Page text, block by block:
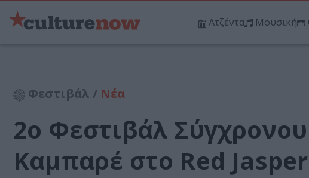
Ατζέντα Μουσική
Φεστιβάλ / Νέα
2ο Φεστιβάλ
Καμπαρέ στο Red Jasper